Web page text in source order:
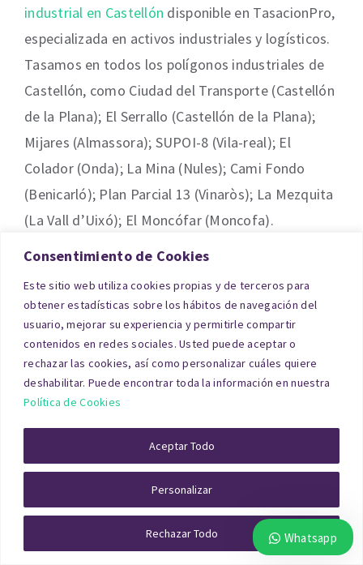
Consentimiento de Cookies
Este sitio web utiliza cookies propias y de terceros para
obtener estadísticas sobre los hábitos de navegación del
usuario, mejorar su experiencia y permitirle compartir
contenidos en redes sociales. Usted puede aceptar o
rechazar las cookies, así como personalizar cuáles quiere
deshabilitar. Puede encontrar toda la información en nuestra
Política de Cookies
Personalizar
Rechazar Todo
Aceptar Todo
industrial en Castellón disponible en TasacionPro,
especializada en activos industriales y logísticos.
Tasamos en todos los polígonos industriales de
Castellón, como Ciudad del Transporte (Castellón
de la Plana); El Serrallo (Castellón de la Plana);
Mijares (Almassora); SUPOI-8 (Vila-real); El
Colador (Onda); La Mina (Nules); Cami Fondo
(Benicarló); Plan Parcial 13 (Vinaròs); La Mezquita
(La Vall d’Uixó); El Moncófar (Moncofa).
Las tasaciones de solares y terrenos en Castellón
requieren un análisis urbanístico completo:
clasificación del suelo, edificabilidad,
planeamiento vigente, servicios disponibles,
accesos y aprovechamiento urbanístico.
En suelos urbanos consolidados se utiliza el
método de comparación, mientras que en
terrenos urbanizables o no desarrollados se
emplea el método residual estático o dinámico.
Whatsapp